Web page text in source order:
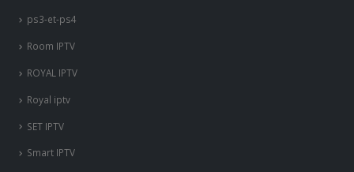
ps3-et-ps4
Room IPTV
ROYAL IPTV
Royal iptv
SET IPTV
Smart IPTV